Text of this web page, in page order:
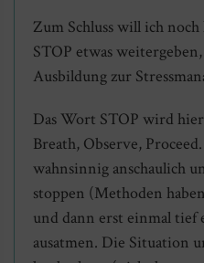
Zum Schluss will ich
STOP etwas
Ausbildung zur
Das Wort STOP wird
Breath, Observe,
wahnsinnig anschaulich
stoppen (Methoden
und dann erst einmal
ausatmen. Die Situation